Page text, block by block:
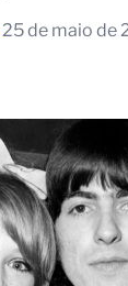
25 de maio de